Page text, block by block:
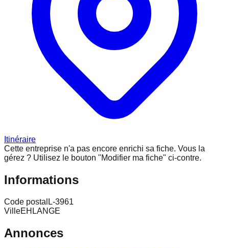
Itinéraire
Cette entreprise n'a pas encore enrichi sa fiche. Vous la
gérez ? Utilisez le bouton "Modifier ma fiche" ci-contre.
Informations
Code postal L-3961
VilleEHLANGE
Annonces